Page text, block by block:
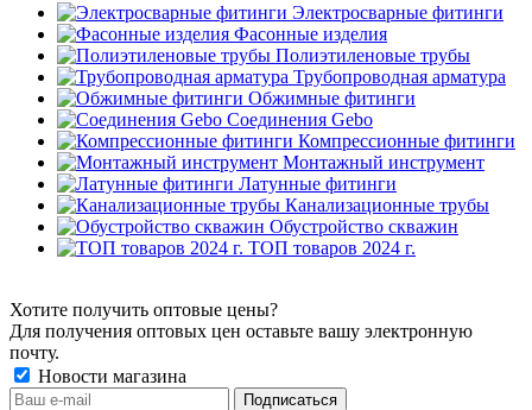
Электросварные фитинги
Фасонные изделия
Полиэтиленовые трубы
Трубопроводная арматура
Обжимные фитинги
Соединения Gebo
Компрессионные фитинги
Монтажный инструмент
Латунные фитинги
Канализационные трубы
Обустройство скважин
ТОП товаров 2024 г.
Хотите получить оптовые цены?
Для получения оптовых цен оставьте вашу электронную
почту.
Новости магазина